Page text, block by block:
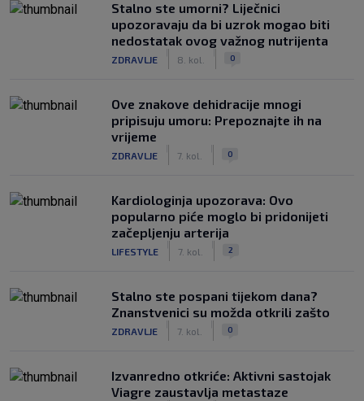
Stalno ste umorni? Liječnici
upozoravaju da bi uzrok mogao biti
nedostatak ovog važnog nutrijenta
ZDRAVLJE 8. kol. 0
Ove znakove dehidracije mnogi
pripisuju umoru: Prepoznajte ih na
vrijeme
ZDRAVLJE 7. kol. 0
Kardiologinja upozorava: Ovo
popularno piće moglo bi pridonijeti
začepljenju arterija
LIFESTYLE 7. kol. 2
Stalno ste pospani tijekom dana?
Znanstvenici su možda otkrili zašto
ZDRAVLJE 7. kol. 0
Izvanredno otkriće: Aktivni sastojak
Viagre zaustavlja metastaze